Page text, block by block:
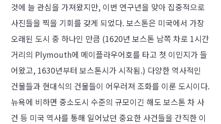
것에 늘 관심을 가져왔지만, 이번 연구년을 맞아 집중적으로
사진들을 찍을 기회를 갖게 되었다. 보스톤은 미국에서 가장
오래된 도시 중 하나인 만큼 (1620년 보스톤 남쪽 차로 1시간
거리의 Plymouth에 메이플라우어호를 타고 첫 이민지가 들
어왔고, 1630년부터 보스톤시가 시작됨.) 다양한 역사적인
건물들과 현대식의 건물들이 어우러져 조화를 이룬 도시이다.
뉴욕에 비하면 중소도시 수준의 규모이긴 해도 보스톤 차 사
건 등 미국 역사를 통해 일어났던 중요한 사건들을 간직한 이